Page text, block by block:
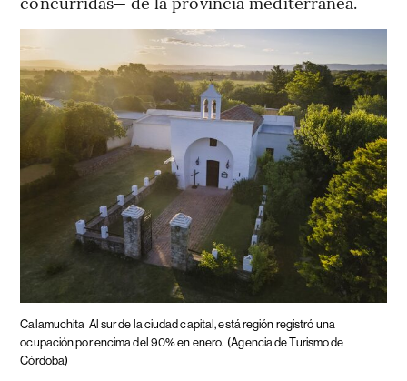
Calamuchita Al sur de la ciudad capital, está región registró una
ocupación por encima del 90% en enero. (Agencia de Turismo de
Córdoba)